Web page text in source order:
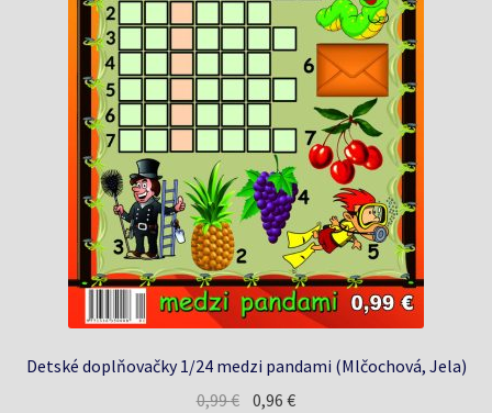
Detské doplňovačky 1/24 medzi pandami (Mlčochová, Jela)
0,99€ Pôvodná
0,96€Aktuálna